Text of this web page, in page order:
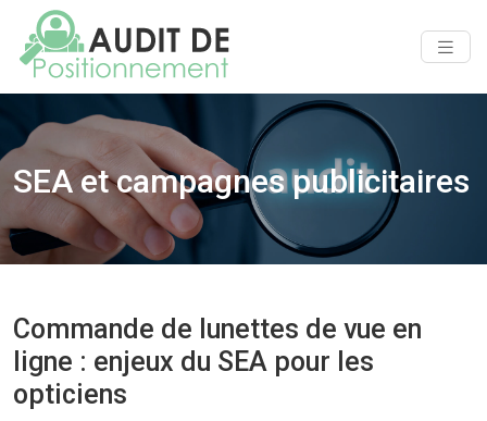
SEA et campagnes publicitaires
Commande de lunettes de vue en
ligne : enjeux du SEA pour les
opticiens